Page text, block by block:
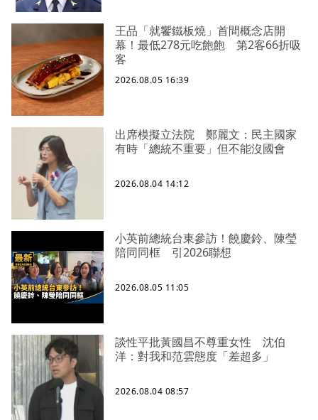
王品「就饗鐵板燒」首間概念店開
幕！最低278元吃飽飽 第2客66折吸
客
2026.08.05 16:39
出席模擬立法院 鄭麗文：民主國家
有時「總統不重要」但不能沒國會
2026.08.04 14:12
小英前總統台東參訪！饒慶鈴、陳瑩
陪同同框 引2026聯想
2026.08.05 11:05
談性平批黃國昌不尊重女性 沈伯
洋：對我和范雲態度「差超多」
2026.08.04 08:57